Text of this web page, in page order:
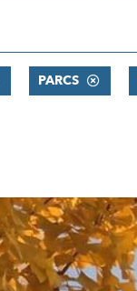
PARCS